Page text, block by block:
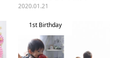
2020.01.21
1st Birthday